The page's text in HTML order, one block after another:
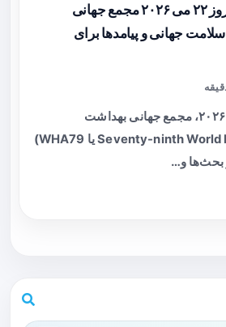
خلاصه نشست‌های روز ۲۲ می ۲۰۲۶ مجمع جهانی
جهانی و پیامدها برای
مقدمه در روز ۲۲ می ۲۰۲۶، مجمع جهانی بهداشت
(Seventy-ninth World Health Assembly یا WHA79)
بحث‌ها و…